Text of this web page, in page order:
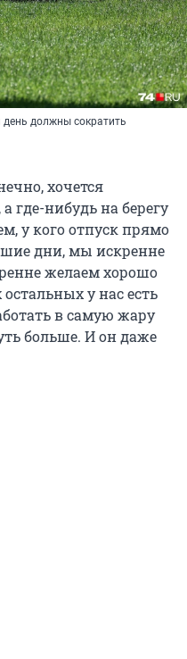
должны сократить
хочется
где-нибудь на берегу
у кого отпуск прямо
дни, мы искренне
желаем хорошо
у нас есть
в самую жару
больше. И он даже